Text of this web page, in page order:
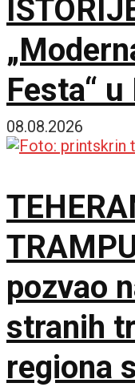
Festa“
08.08.2026
pozvao
stranih
regiona